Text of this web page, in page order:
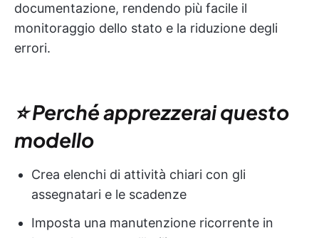
documentazione, rendendo più facile il
monitoraggio dello stato e la riduzione degli
errori.
⭐ Perché apprezzerai questo
modello
Crea elenchi di attività chiari con gli
assegnatari e le scadenze
Imposta una manutenzione ricorrente in